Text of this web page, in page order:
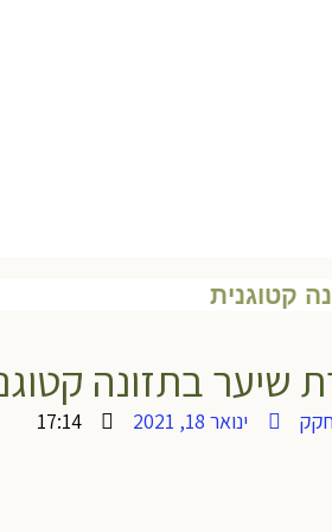
קטוגנית
שיער בתזונה
ינואר 18, 2021 17:14